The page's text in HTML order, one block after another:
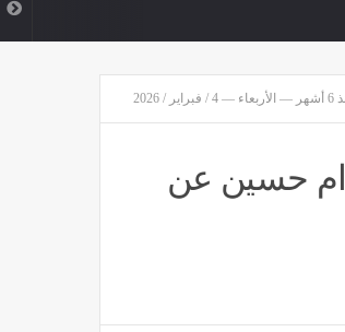
— 4 / فبراير / 2026
حسين عن